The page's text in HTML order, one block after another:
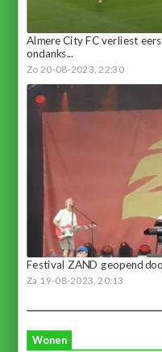
Almere City FC verliest
ondanks...
Zo 20-08-2023, 22:30
Festival ZAND geopend
Za 19-08-2023, 20:13
Wonen